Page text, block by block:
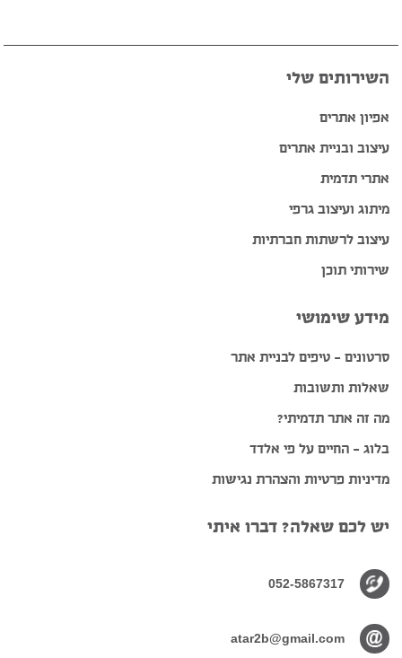
השירותים שלי
אפיון אתרים
עיצוב ובניית אתרים
אתרי תדמית
מיתוג ועיצוב גרפי
עיצוב לרשתות חברתיות
שירותי תוכן
מידע שימושי
סרטונים – טיפים לבניית אתר
שאלות ותשובות
מה זה אתר תדמיתי?
בלוג – החיים על פי אלדד
מדיניות פרטיות והצהרת נגישות
יש לכם שאלה? דברו איתי
052-5867317
atar2b@gmail.com